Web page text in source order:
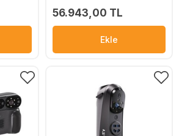
56.943,00 TL
Ekle